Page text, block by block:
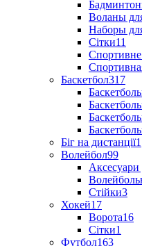
Воланы
Наборы
Сітки11
Спортивне
Баскетбол317
Біг на дистанції1
Волейбол99
Аксесуари
Стійки3
Хокей17
Ворота16
Сітки1
Футбол163